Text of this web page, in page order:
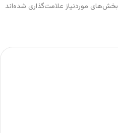
بخش‌های موردنیاز علامت‌گذاری شده‌اند